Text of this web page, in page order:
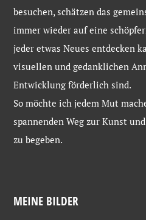
besuchen, schätzen das
immer wieder auf eine
jeder etwas Neues entdecken
visuellen und gedanklichen
Entwicklung förderlich sind.
So möchte ich jedem Mut
spannenden Weg zur Kunst
zu begeben.
MEINE BILDER